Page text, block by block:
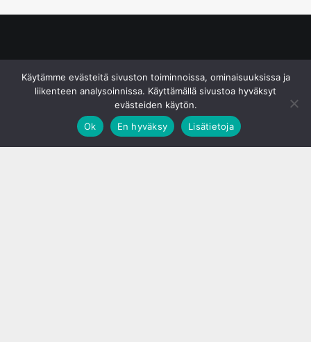
Käytämme evästeitä sivuston toiminnoissa, ominaisuuksissa ja
liikenteen analysoinnissa. Käyttämällä sivustoa hyväksyt
evästeiden käytön.
Ok
En hyväksy Lisätietoja